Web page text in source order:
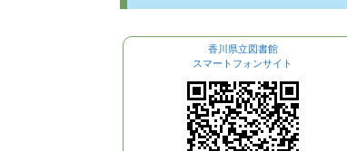
香川県立図書館
スマートフォンサイト